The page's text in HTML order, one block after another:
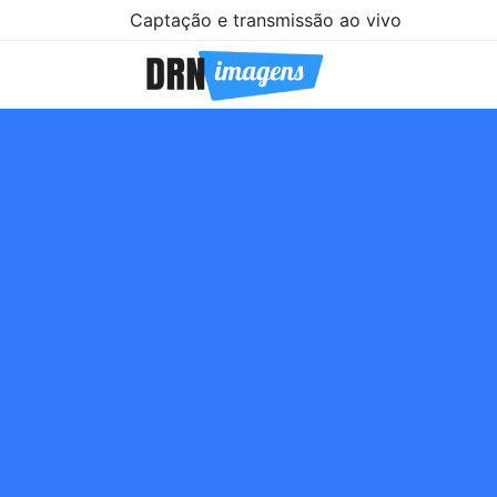
Captação e transmissão ao vivo